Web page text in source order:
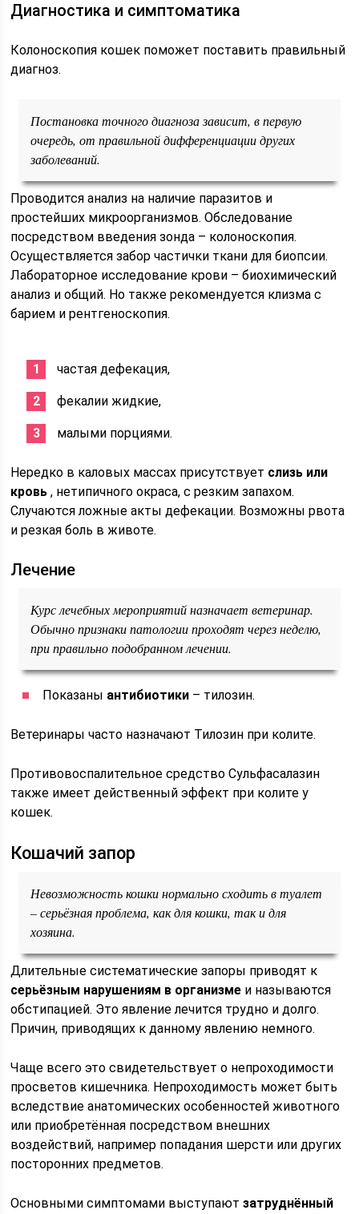
Диагностика и симптоматика
Колоноскопия кошек поможет поставить правильный
диагноз.
Постановка точного диагноза зависит, в первую
очередь, от правильной дифференциации других
заболеваний.
Проводится анализ на наличие паразитов и
простейших микроорганизмов. Обследование
посредством введения зонда – колоноскопия.
Осуществляется забор частички ткани для биопсии.
Лабораторное исследование крови – биохимический
анализ и общий. Но также рекомендуется клизма с
барием и рентгеноскопия.
частая дефекация,
фекалии жидкие,
малыми порциями.
Нередко в каловых массах присутствует слизь или
кровь , нетипичного окраса, с резким запахом.
Случаются ложные акты дефекации. Возможны рвота
и резкая боль в животе.
Лечение
Курс лечебных мероприятий назначает ветеринар.
Обычно признаки патологии проходят через неделю,
при правильно подобранном лечении.
Показаны антибиотики – тилозин.
Ветеринары часто назначают Тилозин при колите.
Противовоспалительное средство Сульфасалазин
также имеет действенный эффект при колите у
кошек.
Кошачий запор
Невозможность кошки нормально сходить в туалет
– серьёзная проблема, как для кошки, так и для
хозяина.
Длительные систематические запоры приводят к
серьёзным нарушениям в организме и называются
обстипацией. Это явление лечится трудно и долго.
Причин, приводящих к данному явлению немного.
Чаще всего это свидетельствует о непроходимости
просветов кишечника. Непроходимость может быть
вследствие анатомических особенностей животного
или приобретённая посредством внешних
воздействий, например попадания шерсти или других
посторонних предметов.
Основными симптомами выступаютзатруднённый